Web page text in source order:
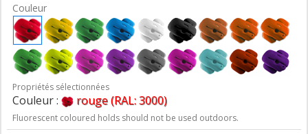
Couleur
Propriétés sélectionnées
Couleur : rouge (RAL: 3000)
Fluorescent coloured holds should not be used outdoors.